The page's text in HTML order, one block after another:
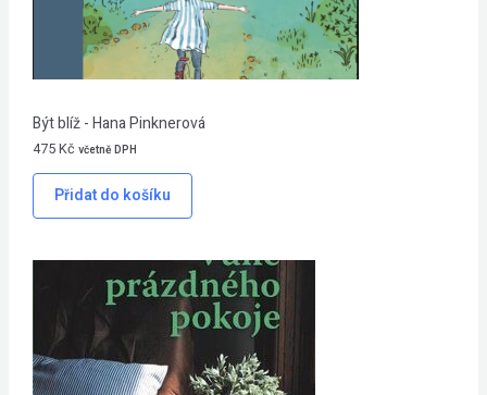
Být blíž - Hana Pinknerová
475Kč včetně DPH
Přidat do košíku